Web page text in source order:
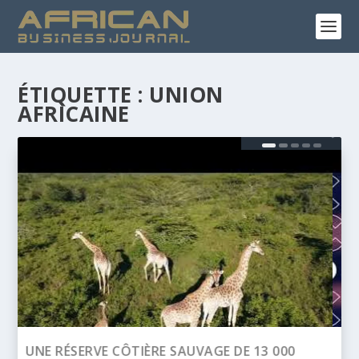
ÉTIQUETTE : UNION
AFRICAINE
BANQUE AFRICAINE DE DÉVELOPPEMENT